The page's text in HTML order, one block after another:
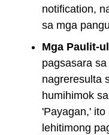
notification,
sa mga
Mga Paulit-
pagsasara
nagreresulta
humihimok
'Payagan,'
lehitimong